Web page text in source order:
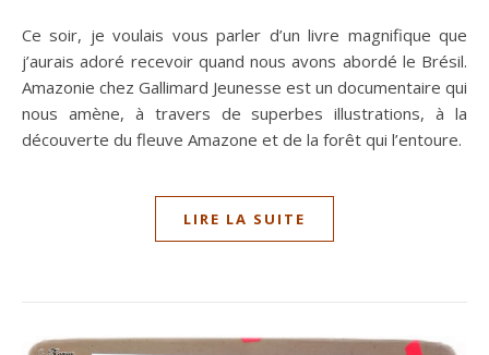
Ce soir, je voulais vous parler d’un livre magnifique que
j’aurais adoré recevoir quand nous avons abordé le Brésil.
Amazonie chez Gallimard Jeunesse est un documentaire qui
nous amène, à travers de superbes illustrations, à la
découverte du fleuve Amazone et de la forêt qui l’entoure.
LIRE LA SUITE